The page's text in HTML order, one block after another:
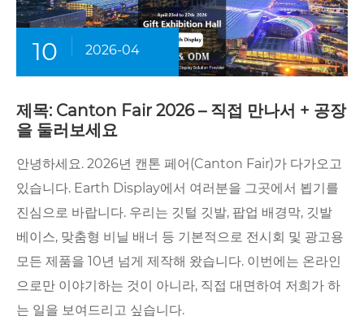
10 2026-04
제목: Canton Fair 2026 – 직접 만나서 + 공장
을 둘러보세요
안녕하세요. 2026년 캔톤 페어(Canton Fair)가 다가오고
있습니다. Earth Display에서 여러분을 그곳에서 뵙기를
진심으로 바랍니다. 우리는 깃털 깃발, 팝업 배경막, 깃발
베이스, 맞춤형 비닐 배너 등 기본적으로 전시회 및 광고용
모든 제품을 10년 넘게 제작해 왔습니다. 이번에는 온라인
으로만 이야기하는 것이 아니라, 직접 대면하여 저희가 하
는 일을 보여드리고 싶습니다.